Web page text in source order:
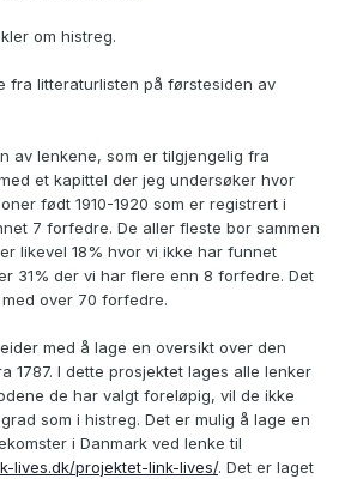
om histreg.
fra litteraturlisten på førstesiden av
av lenkene, som er tilgjengelig fra
et kapittel der jeg undersøker hvor
født 1910-1920 som er registrert i
7 forfedre. De aller fleste bor sammen
likevel 18% hvor vi ikke har funnet
31% der vi har flere enn 8 forfedre. Det
over 70 forfedre.
med å lage en oversikt over den
1787. I dette prosjektet lages alle lenker
de har valgt foreløpig, vil de ikke
som i histreg. Det er mulig å lage en
i Danmark ved lenke til
lives.dk/projektet-link-lives/. Det er laget